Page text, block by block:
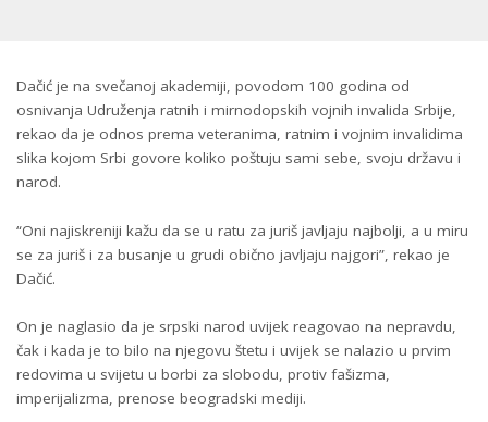
Dačić je na svečanoj akademiji, povodom 100 godina od
osnivanja Udruženja ratnih i mirnodopskih vojnih invalida Srbije,
rekao da je odnos prema veteranima, ratnim i vojnim invalidima
slika kojom Srbi govore koliko poštuju sami sebe, svoju državu i
narod.
“Oni najiskreniji kažu da se u ratu za juriš javljaju najbolji, a u miru
se za juriš i za busanje u grudi obično javljaju najgori”, rekao je
Dačić.
On je naglasio da je srpski narod uvijek reagovao na nepravdu,
čak i kada je to bilo na njegovu štetu i uvijek se nalazio u prvim
redovima u svijetu u borbi za slobodu, protiv fašizma,
imperijalizma, prenose beogradski mediji.